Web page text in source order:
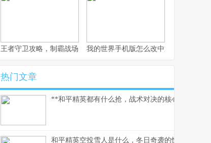
王者守卫攻略，制霸战场的不败法则，副标题，资深玩家的战术精
我的世界手机版怎么改中文，一份玩家
热门文章
**和平精英都有什么抢，战术对决的核心武器库**
和平精英空投雪人是什么，冬日奇袭的惊喜彩蛋